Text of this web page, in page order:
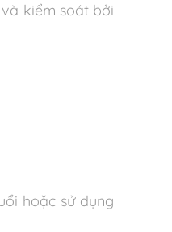
kiểm soát bởi
hoặc sử dụng